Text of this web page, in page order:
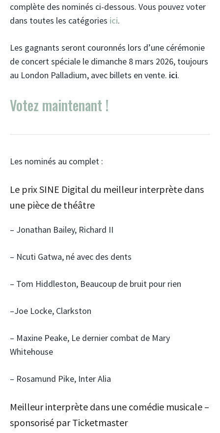
complète des nominés ci-dessous. Vous pouvez voter
dans toutes les catégories ici.
Les gagnants seront couronnés lors d’une cérémonie
de concert spéciale le dimanche 8 mars 2026, toujours
au London Palladium, avec billets en vente. ici.
Votez maintenant !
Les nominés au complet :
Le prix SINE Digital du meilleur interprète dans
une pièce de théâtre
– Jonathan Bailey, Richard II
– Ncuti Gatwa, né avec des dents
– Tom Hiddleston, Beaucoup de bruit pour rien
–Joe Locke, Clarkston
– Maxine Peake, Le dernier combat de Mary
Whitehouse
– Rosamund Pike, Inter Alia
Meilleur interprète dans une comédie musicale –
sponsorisé par Ticketmaster